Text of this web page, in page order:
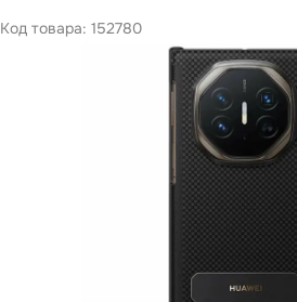
Ноутбуки
MateBook
MateBook D
MateBook GT
MatePad Pro
MatePad SE
MatePad 11
MatePad 12
MatePad Mini
Мультимедиа
Наушники
Мониторы
Код товара: 152780
Компания